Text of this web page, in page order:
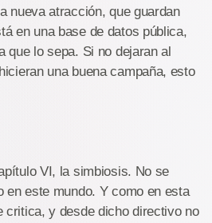
nueva atracción, que guardan
en una base de datos pública,
que lo sepa. Si no dejaran al
una buena campaña, esto
VI, la simbiosis. No se
en este mundo. Y como en esta
critica, y desde dicho directivo no